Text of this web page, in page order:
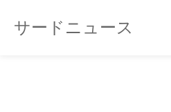
サードニュース